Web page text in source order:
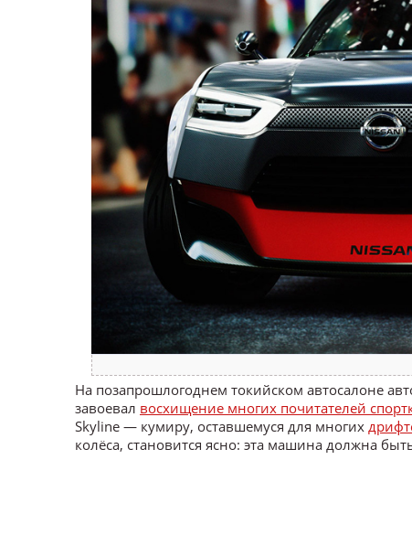
На позапрошлогоднем токийском автосалоне
завоевал восхищение многих почитателей
Skyline — кумиру, оставшемуся для многих
колёса, становится ясно: эта машина должна